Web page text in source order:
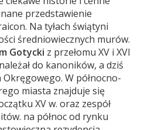
przedstawienie
Na tyłach świątyni
średniowiecznych murów.
Gotycki z przełomu XV i XVI
do kanoników, a dziś
W północno-
miasta znajduje się
XV w. oraz zespół
na północ od rynku